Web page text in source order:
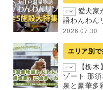
PR
愛犬家
語わんわん
2026.07.30
エリア別
PR
【栃木
ゾート 那
泉と豪華多